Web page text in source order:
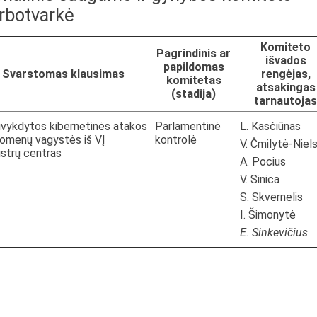
Svarstomas klausimas
Pagrindinis ar
papildomas
komitetas
(stadija)
Komiteto
išvados
rengėjas,
atsakingas
tarnautojas
kibernetinės atakos
vagystės iš VĮ
centras
Parlamentinė
kontrolė
L. Kasčiūnas
V. Čmilytė-
A. Pocius
V. Sinica
S. Skvernelis
I. Šimonytė
E. Sinkevičius